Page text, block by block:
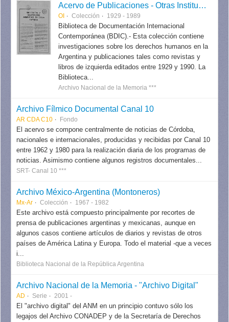
Acervo de Publicaciones - Otras Instituciones
OI Colección 1929 - 1989
Biblioteca de Documentación Internacional
Contemporánea (BDIC).- Esta colección contiene
investigaciones sobre los derechos humanos en la
Argentina y publicaciones tales como revistas y
libros de izquierda editados entre 1929 y 1990. La
Biblioteca...
Archivo Nacional de la Memoria ***
Archivo Fílmico Documental Canal 10
AR CDA C10 Fondo
El acervo se compone centralmente de noticias de Córdoba,
nacionales e internacionales, producidas y recibidas por Canal 10
entre 1962 y 1980 para la realización diaria de los programas de
noticias. Asimismo contiene algunos registros documentales...
SRT- Canal 10 ***
Archivo México-Argentina (Montoneros)
Mx-Ar Colección 1967 - 1982
Este archivo está compuesto principalmente por recortes de
prensa de publicaciones argentinas y mexicanas, aunque en
algunos casos contiene artículos de diarios y revistas de otros
países de América Latina y Europa. Todo el material -que a veces
i...
Biblioteca Nacional de la República Argentina
Archivo Nacional de la Memoria - "Archivo Digital"
AD Serie 2001 -
El "archivo digital" del ANM en un principio contuvo sólo los
legajos del Archivo CONADEP y de la Secretaría de Derechos